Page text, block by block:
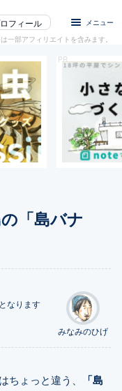
フィール
メニュー
一部アフィリエイトを含みます。
「島バナ
なります
みなみのひげ
ょっと違う、
「島